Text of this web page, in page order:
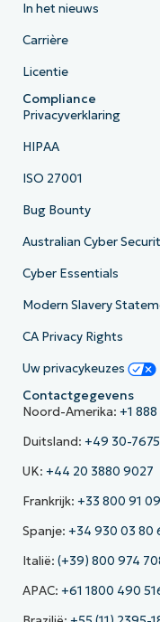
In het nieuws
Carrière
Licentie
Compliance
Privacyverklaring
HIPAA
ISO 27001
Bug Bounty
Australian Cyber
Cyber Essentials
Modern Slavery
CA Privacy Rights
Uw privacykeuzes
Contactgegevens
Noord-Amerika: +1
Duitsland: +49 30-
UK: +44 20 3880 9027
Frankrijk: +33 800 91
Spanje: +34 930 03 80
Italië: (+39) 800 974
APAC: +61 1800 490